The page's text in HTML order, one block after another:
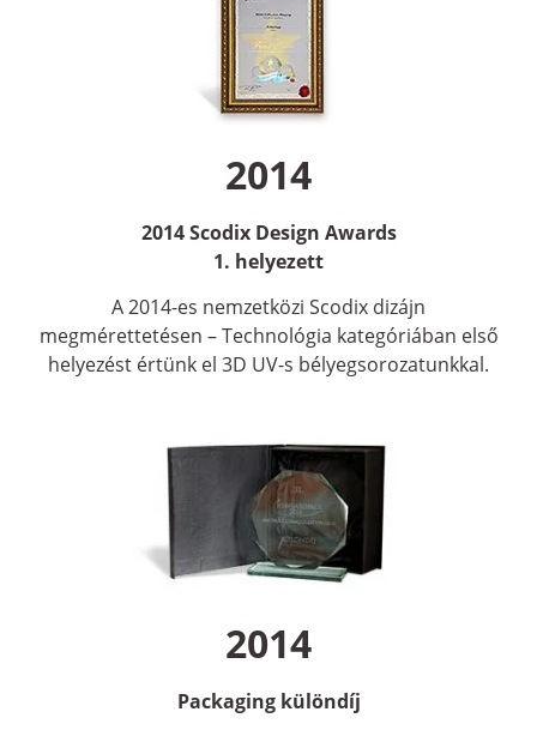
2014
2014 Scodix Design Awards
1. helyezett
A 2014-es nemzetközi Scodix dizájn
megmérettetésen – Technológia kategóriában első
helyezést értünk el 3D UV-s bélyegsorozatunkkal.
2014
Packaging különdíj